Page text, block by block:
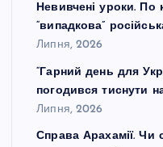
Невивчені уроки.
“випадкова”
Липня, 2026
“Гарний день для
погодився тиснути
Липня, 2026
Справа Арахамії.